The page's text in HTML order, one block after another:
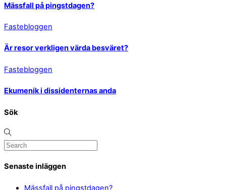
Mässfall på pingstdagen?
Fastebloggen
Är resor verkligen värda besväret?
Fastebloggen
Ekumenik i dissidenternas anda
Sök
Senaste inläggen
Mässfall på pingstdagen?